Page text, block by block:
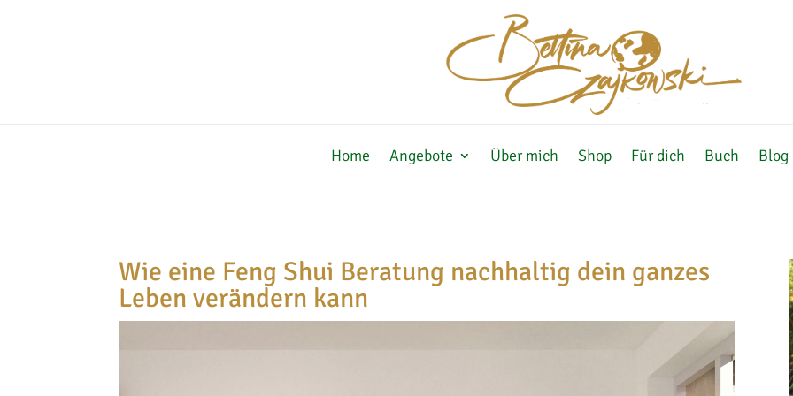
Home Angebote Über mich Shop Für dich Buch Blog
Wie eine Feng Shui Beratung nachhaltig dein ganzes
Leben verändern kann